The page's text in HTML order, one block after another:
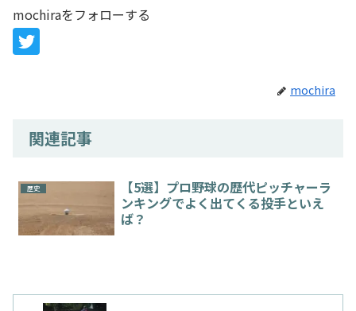
mochiraをフォローする
mochira
関連記事
歴史
【5選】プロ野球の歴代ピッチャーラ
ンキングでよく出てくる投手といえ
ば？